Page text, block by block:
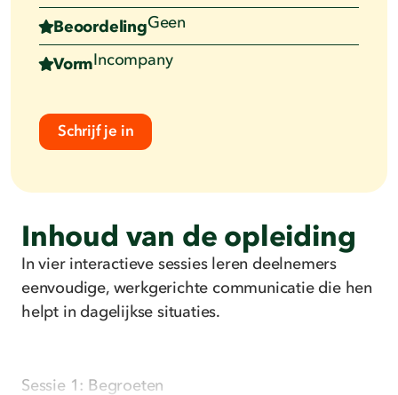
BeoordelingGeen
Vorm Incompany
Schrijf je in
Inhoud van de opleiding
In vier interactieve sessies leren deelnemers
eenvoudige, werkgerichte communicatie die hen
helpt in dagelijkse situaties.
Sessie 1: Begroeten